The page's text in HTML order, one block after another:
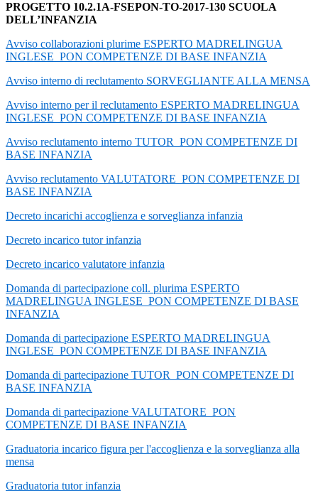
PROGETTO 10.2.1A-FSEPON-TO-2017-130 SCUOLA
DELL’INFANZIA
Avviso collaborazioni plurime ESPERTO MADRELINGUA
INGLESE_PON COMPETENZE DI BASE INFANZIA
Avviso interno di reclutamento SORVEGLIANTE ALLA MENSA
Avviso interno per il reclutamento ESPERTO MADRELINGUA
INGLESE_PON COMPETENZE DI BASE INFANZIA
Avviso reclutamento interno TUTOR_PON COMPETENZE DI
BASE INFANZIA
Avviso reclutamento VALUTATORE_PON COMPETENZE DI
BASE INFANZIA
Decreto incarichi accoglienza e sorveglianza infanzia
Decreto incarico tutor infanzia
Decreto incarico valutatore infanzia
Domanda di partecipazione coll. plurima ESPERTO
MADRELINGUA INGLESE_PON COMPETENZE DI BASE
INFANZIA
Domanda di partecipazione ESPERTO MADRELINGUA
INGLESE_PON COMPETENZE DI BASE INFANZIA
Domanda di partecipazione TUTOR_PON COMPETENZE DI
BASE INFANZIA
Domanda di partecipazione VALUTATORE_PON
COMPETENZE DI BASE INFANZIA
Graduatoria incarico figura per l'accoglienza e la sorveglianza alla
mensa
Graduatoria tutor infanzia